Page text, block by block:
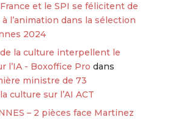
et le SPI se félicitent de
l’animation dans la sélection
2024
la culture interpellent le
l’IA - Boxoffice Pro dans
ministre de 73
culture sur l’AI ACT
– 2 pièces face Martinez